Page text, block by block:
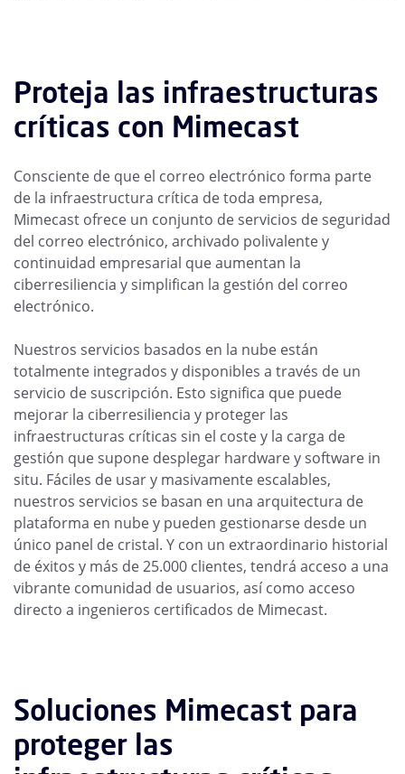
Proteja las infraestructuras
críticas con Mimecast
Consciente de que el correo electrónico forma parte
de la infraestructura crítica de toda empresa,
Mimecast ofrece un conjunto de servicios de seguridad
del correo electrónico, archivado polivalente y
continuidad empresarial que aumentan la
ciberresiliencia y simplifican la gestión del correo
electrónico.
Nuestros servicios basados en la nube están
totalmente integrados y disponibles a través de un
servicio de suscripción. Esto significa que puede
mejorar la ciberresiliencia y proteger las
infraestructuras críticas sin el coste y la carga de
gestión que supone desplegar hardware y software in
situ. Fáciles de usar y masivamente escalables,
nuestros servicios se basan en una arquitectura de
plataforma en nube y pueden gestionarse desde un
único panel de cristal. Y con un extraordinario historial
de éxitos y más de 25.000 clientes, tendrá acceso a una
vibrante comunidad de usuarios, así como acceso
directo a ingenieros certificados de Mimecast.
Soluciones Mimecast para
proteger las